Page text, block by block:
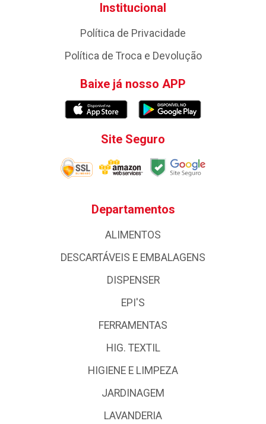
Institucional
Política de Privacidade
Política de Troca e Devolução
Baixe já nosso APP
Site Seguro
Departamentos
ALIMENTOS
DESCARTÁVEIS E EMBALAGENS
DISPENSER
EPI'S
FERRAMENTAS
HIG. TEXTIL
HIGIENE E LIMPEZA
JARDINAGEM
LAVANDERIA